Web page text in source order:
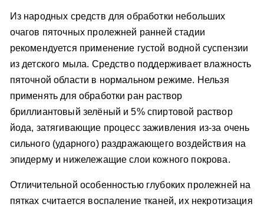
Из народных средств для обработки небольших
очагов пяточных пролежней ранней стадии
рекомендуется применение густой водной суспензии
из детского мыла. Средство поддерживает влажность
пяточной области в нормальном режиме. Нельзя
применять для обработки ран раствор
бриллиантовый зелёный и 5% спиртовой раствор
йода, затягивающие процесс заживления из-за очень
сильного (ударного) раздражающего воздействия на
эпидерму и нижележащие слои кожного покрова.
Отличительной особенностью глубоких пролежней на
пятках считается воспаление тканей, их некротизация